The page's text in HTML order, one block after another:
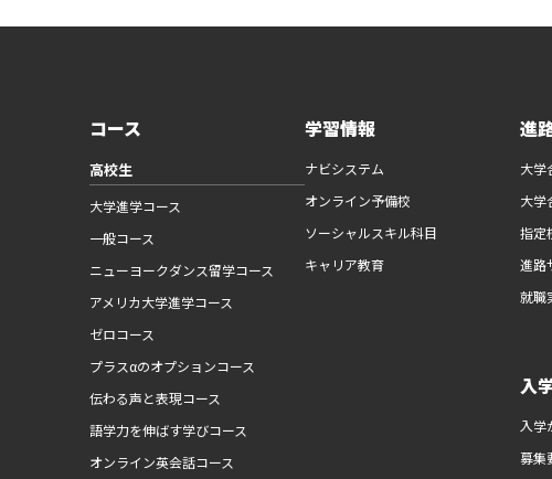
コース
高校生
大学進学コース
一般コース
ニューヨークダンス留学コース
アメリカ大学進学コース
ゼロコース
プラスαのオプションコース
伝わる声と表現コース
語学力を伸ばす学びコース
オンライン英会話コース
学習情報
ナビシステム
オンライン予備校
ソーシャルスキル科目
キャリア教育
進
大学
大学
指定
進路
就職
入
入学
募集